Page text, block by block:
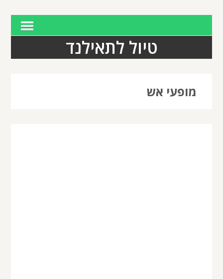
טיול לתאילנד
מופעי אש